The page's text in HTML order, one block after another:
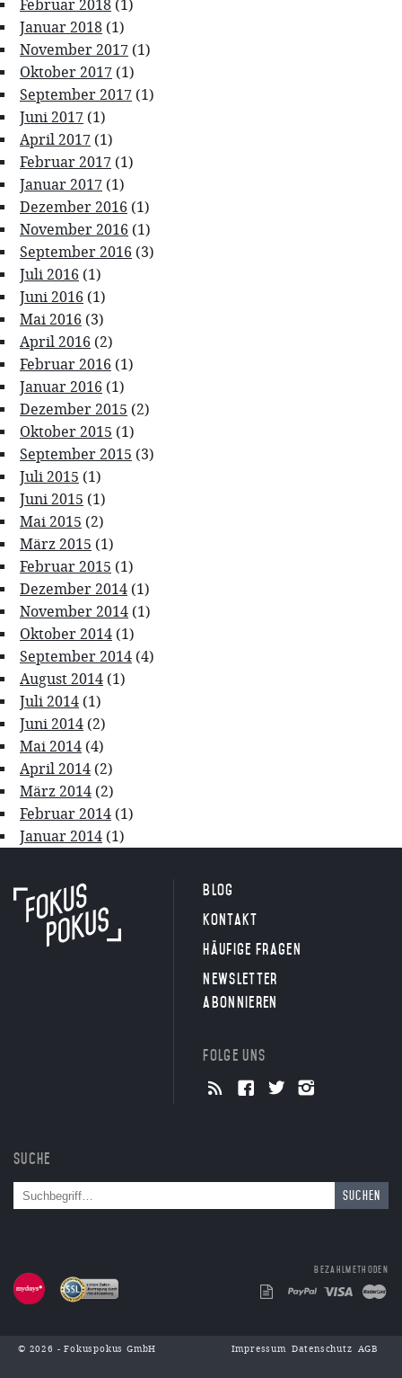
Februar 2018 (1)
Januar 2018 (1)
November 2017 (1)
Oktober 2017 (1)
September 2017 (1)
Juni 2017 (1)
April 2017 (1)
Februar 2017 (1)
Januar 2017 (1)
Dezember 2016 (1)
November 2016 (1)
September 2016 (3)
Juli 2016 (1)
Juni 2016 (1)
Mai 2016 (3)
April 2016 (2)
Februar 2016 (1)
Januar 2016 (1)
Dezember 2015 (2)
Oktober 2015 (1)
September 2015 (3)
Juli 2015 (1)
Juni 2015 (1)
Mai 2015 (2)
März 2015 (1)
Februar 2015 (1)
Dezember 2014 (1)
November 2014 (1)
Oktober 2014 (1)
September 2014 (4)
August 2014 (1)
Juli 2014 (1)
Juni 2014 (2)
Mai 2014 (4)
April 2014 (2)
März 2014 (2)
Februar 2014 (1)
Januar 2014 (1)
Blog
Kontakt
Häufige Fragen
Newsletter
abonnieren
Folge uns
Suche
Suchen
Bezahlmethoden
© 2026 - Fokuspokus GmbH Impressum Datenschutz AGB